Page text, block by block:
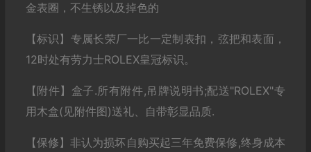
金表圈，不生锈以及掉色的
【标识】专属长荣厂一比一定制表扣，弦把和表面，
12时处有劳力士ROLEX皇冠标识。
【附件】盒子.所有附件,吊牌说明书;配送"ROLEX"专
用木盒(见附件图)送礼、自带彰显品质.
【保修】非认为损坏自购买起三年免费保修,终身成本